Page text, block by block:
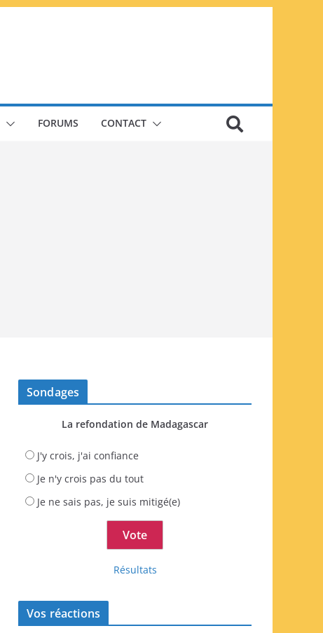
FORUMS CONTACT
Sondages
La refondation de Madagascar
J'y crois, j'ai confiance
Je n'y crois pas du tout
Je ne sais pas, je suis mitigé(e)
Résultats
Vos réactions